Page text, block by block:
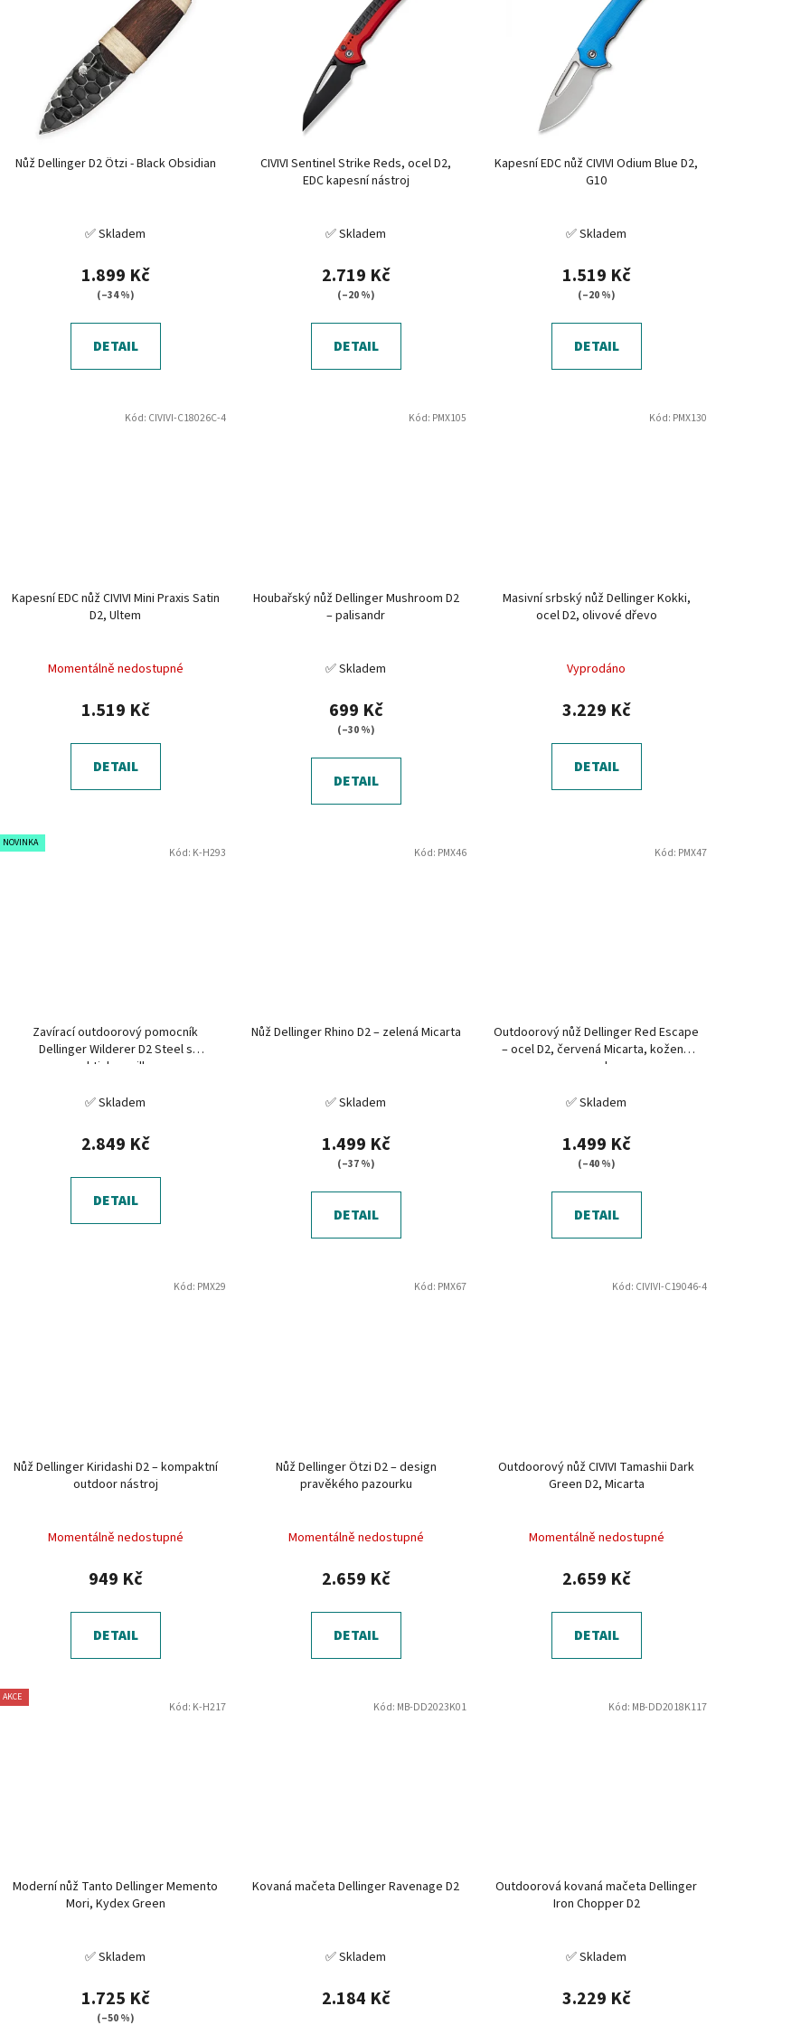
k
Nůž Dellinger D2 Ötzi - Black Obsidian
✅ Skladem
1.899 Kč
(–34 %)
DETAIL
CIVIVI Sentinel Strike Reds, ocel D2,
EDC kapesní nástroj
✅ Skladem
2.719 Kč
(–20 %)
DETAIL
Kapesní EDC nůž CIVIVI Odium Blue D2,
G10
✅ Skladem
1.519 Kč
(–20 %)
DETAIL
Kapesní EDC nůž CIVIVI Mini Praxis Satin
D2, Ultem
Momentálně nedostupné
1.519 Kč
DETAIL
Kód: CIVIVI-C18026C-4
Houbařský nůž Dellinger Mushroom D2
– palisandr
✅ Skladem
699 Kč
(–30 %)
DETAIL
Kód: PMX105
Masivní srbský nůž Dellinger Kokki,
ocel D2, olivové dřevo
Vyprodáno
3.229 Kč
DETAIL
Kód: PMX130
NOVINKA
Zavírací outdoorový pomocník
Dellinger Wilderer D2 Steel s
praktickou pilkou
✅ Skladem
2.849 Kč
DETAIL
Kód: K-H293
Nůž Dellinger Rhino D2 – zelená Micarta
✅ Skladem
1.499 Kč
(–37 %)
DETAIL
Kód: PMX46
Outdoorový nůž Dellinger Red Escape
– ocel D2, červená Micarta, kožené
pouzdro
✅ Skladem
1.499 Kč
(–40 %)
DETAIL
Kód: PMX47
Nůž Dellinger Kiridashi D2 – kompaktní
outdoor nástroj
Momentálně nedostupné
949 Kč
DETAIL
Kód: PMX29
Nůž Dellinger Ötzi D2 – design
pravěkého pazourku
Momentálně nedostupné
2.659 Kč
DETAIL
Kód: PMX67
Outdoorový nůž CIVIVI Tamashii Dark
Green D2, Micarta
Momentálně nedostupné
2.659 Kč
DETAIL
Kód: CIVIVI-C19046-4
AKCE
Moderní nůž Tanto Dellinger Memento
Mori, Kydex Green
✅ Skladem
1.725 Kč
(–50 %)
Kód: K-H217
Kovaná mačeta Dellinger Ravenage D2
✅ Skladem
2.184 Kč
Kód: MB-DD2023K01
Outdoorová kovaná mačeta Dellinger
Iron Chopper D2
✅ Skladem
3.229 Kč
Kód: MB-DD2018K117